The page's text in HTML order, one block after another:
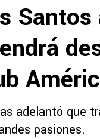
adelantó que
pasiones.